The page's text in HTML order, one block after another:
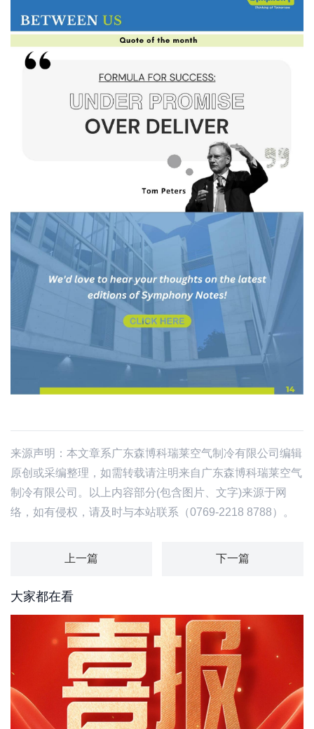
来源声明：本文章系广东森博科瑞莱空气制冷有限公司编辑
原创或采编整理，如需转载请注明来自广东森博科瑞莱空气
制冷有限公司。以上内容部分(包含图片、文字)来源于网
络，如有侵权，请及时与本站联系（0769-2218 8788）。
上一篇 下一篇
大家都在看